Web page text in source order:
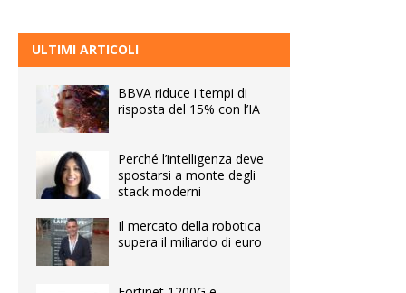
ULTIMI ARTICOLI
BBVA riduce i tempi di
risposta del 15% con l’IA
Perché l’intelligenza deve
spostarsi a monte degli
stack moderni
Il mercato della robotica
supera il miliardo di euro